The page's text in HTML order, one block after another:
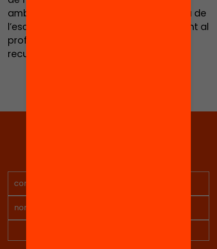
amb una psicopedagoga de confiança de
l’escola, per tal d’enfortir emocionalment al
professorat i ajudar-lo a tenir més
recursos amb l’alumnat.